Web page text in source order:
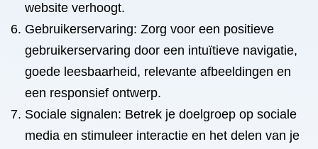
website verhoogt.
Gebruikerservaring: Zorg voor een positieve
gebruikerservaring door een intuïtieve navigatie,
goede leesbaarheid, relevante afbeeldingen en
een responsief ontwerp.
Sociale signalen: Betrek je doelgroep op sociale
media en stimuleer interactie en het delen van je